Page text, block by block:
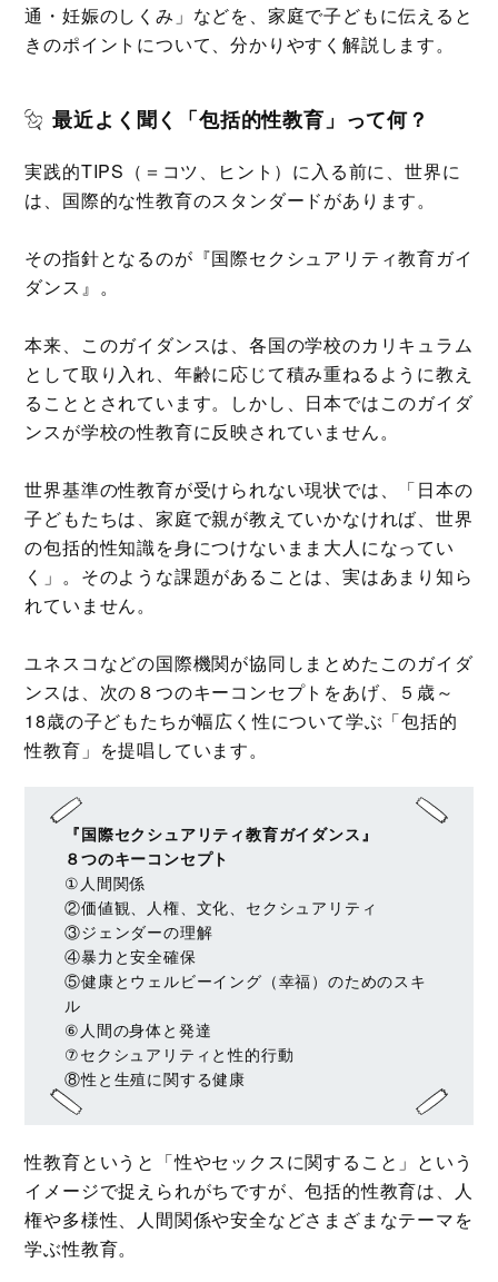
通・妊娠のしくみ」などを、家庭で子どもに伝えると
きのポイントについて、分かりやすく解説します。
最近よく聞く「包括的性教育」って何？
実践的TIPS（＝コツ、ヒント）に入る前に、世界に
は、国際的な性教育のスタンダードがあります。
その指針となるのが『国際セクシュアリティ教育ガイ
ダンス』。
本来、このガイダンスは、各国の学校のカリキュラム
として取り入れ、年齢に応じて積み重ねるように教え
ることとされています。しかし、日本ではこのガイダ
ンスが学校の性教育に反映されていません。
世界基準の性教育が受けられない現状では、「日本の
子どもたちは、家庭で親が教えていかなければ、世界
の包括的性知識を身につけないまま大人になってい
く」。そのような課題があることは、実はあまり知ら
れていません。
ユネスコなどの国際機関が協同しまとめたこのガイダ
ンスは、次の８つのキーコンセプトをあげ、５歳～
18歳の子どもたちが幅広く性について学ぶ「包括的
性教育」を提唱しています。
『国際セクシュアリティ教育ガイダンス』
８つのキーコンセプト
①人間関係
②価値観、人権、文化、セクシュアリティ
③ジェンダーの理解
④暴力と安全確保
⑤健康とウェルビーイング（幸福）のためのスキ
ル
⑥人間の身体と発達
⑦セクシュアリティと性的行動
⑧性と生殖に関する健康
性教育というと「性やセックスに関すること」という
イメージで捉えられがちですが、包括的性教育は、人
権や多様性、人間関係や安全などさまざまなテーマを
学ぶ性教育。